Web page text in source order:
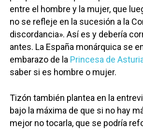
entre el hombre y la mujer, que
no se refleje en la sucesión a la
discordancia». Así es y debería
antes. La España monárquica se
embarazo de la Princesa de
saber si es hombre o mujer.
Tizón también plantea en la
bajo la máxima de que si no hay
mejor no tocarla, que se podría